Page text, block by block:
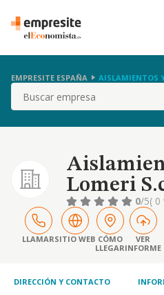
EMPRESITE ESPAÑA AISLAMIENTOS
Buscar
Lomeri
0/5(
LLAMARSITIO WEB CÓMO
LLEGAR
VER
INFORME
DIRECCIÓN Y CONTACTO